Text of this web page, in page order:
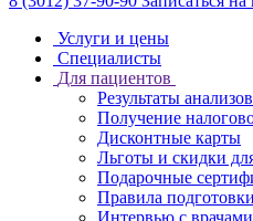
Услуги и цены
Специалисты
Для пациентов
Результаты
Получение
Дисконтные карты
Льготы и скидки
Подарочные
Правила
Интервью с врачами